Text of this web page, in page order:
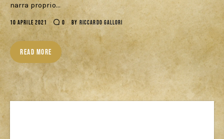
narra proprio…
10 APRILE 2021 0 BY RICCARDO GALLORI
READ MORE